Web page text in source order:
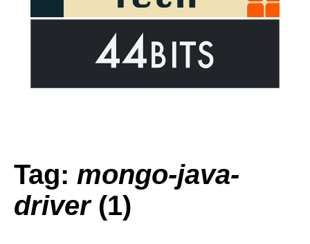
Tag: mongo-java-
driver(1)